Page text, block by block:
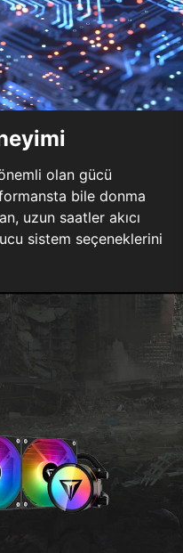
olan gücü
bile donma
uzun saatler akıcı
sistem seçeneklerini